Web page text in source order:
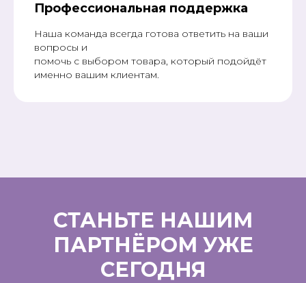
Профессиональная поддержка
Наша команда всегда готова ответить на ваши
вопросы и
помочь с выбором товара, который подойдёт
именно вашим клиентам.
СТАНЬТЕ НАШИМ
ПАРТНЁРОМ УЖЕ
СЕГОДНЯ